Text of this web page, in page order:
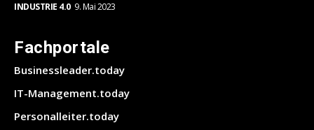
INDUSTRIE 4.0 9. Mai 2023
Fachportale
Businessleader.today
IT-Management.today
Personalleiter.today